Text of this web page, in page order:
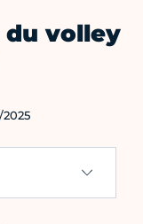
du volley